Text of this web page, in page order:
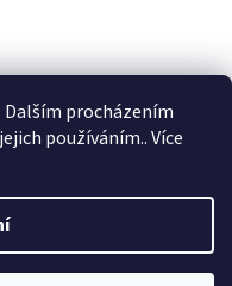
procházením
používáním.. Více